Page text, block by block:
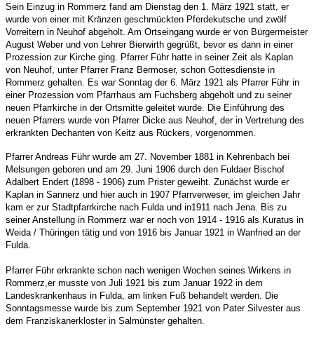
Sein Einzug in Rommerz fand am Dienstag den 1. März 1921 statt, er
wurde von einer mit Kränzen geschmückten Pferdekutsche und zwölf
Vorreitern in Neuhof abgeholt. Am Ortseingang wurde er von Bürgermeister
August Weber und von Lehrer Bierwirth gegrüßt, bevor es dann in einer
Prozession zur Kirche ging. Pfarrer Führ hatte in seiner Zeit als Kaplan
von Neuhof, unter Pfarrer Franz Bermoser, schon Gottesdienste in
Rommerz gehalten. Es war Sonntag der 6. März 1921 als Pfarrer Führ in
einer Prozession vom Pfarrhaus am Fuchsberg abgeholt und zu seiner
neuen Pfarrkirche in der Ortsmitte geleitet wurde. Die Einführung des
neuen Pfarrers wurde von Pfarrer Dicke aus Neuhof, der in Vertretung des
erkrankten Dechanten von Keitz aus Rückers, vorgenommen.
Pfarrer Andreas Führ wurde am 27. November 1881 in Kehrenbach bei
Melsungen geboren und am 29. Juni 1906 durch den Fuldaer Bischof
Adalbert Endert (1898 - 1906) zum Prister geweiht. Zunächst wurde er
Kaplan in Sannerz und hier auch in 1907 Pfarrverweser, im gleichen Jahr
kam er zur Stadtpfarrkirche nach Fulda und in1911 nach Jena. Bis zu
seiner Anstellung in Rommerz war er noch von 1914 - 1916 als Kuratus in
Weida / Thüringen tätig und von 1916 bis Januar 1921 in Wanfried an der
Fulda.
Pfarrer Führ erkrankte schon nach wenigen Wochen seines Wirkens in
Rommerz,er musste von Juli 1921 bis zum Januar 1922 in dem
Landeskrankenhaus in Fulda, am linken Fuß behandelt werden. Die
Sonntagsmesse wurde bis zum September 1921 von Pater Silvester aus
dem Franziskanerkloster in Salmünster gehalten.